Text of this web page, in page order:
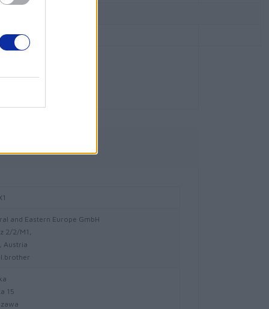
4,45 kg
i może ulec zmianie.
and Eastern Europe GmbH
2/2/M1,
Austria
15